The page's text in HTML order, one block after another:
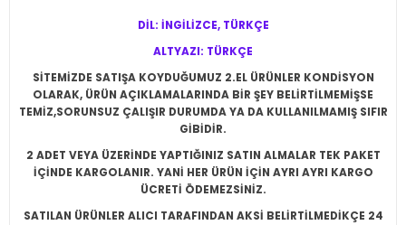
DİL: İNGİLİZCE, TÜRKÇE
ALTYAZI: TÜRKÇE
SİTEMİZDE SATIŞA KOYDUĞUMUZ 2.EL ÜRÜNLER KONDİSYON
OLARAK, ÜRÜN AÇIKLAMALARINDA BİR ŞEY BELİRTİLMEMİŞSE
TEMİZ,SORUNSUZ ÇALIŞIR DURUMDA YA DA KULLANILMAMIŞ SIFIR
GİBİDİR.
2 ADET VEYA ÜZERİNDE YAPTIĞINIZ SATIN ALMALAR TEK PAKET
İÇİNDE KARGOLANIR. YANİ HER ÜRÜN İÇİN AYRI AYRI KARGO
ÜCRETİ ÖDEMEZSİNİZ.
SATILAN ÜRÜNLER ALICI TARAFINDAN AKSİ BELİRTİLMEDİKÇE 24